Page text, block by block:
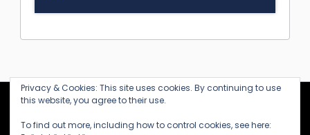
Privacy & Cookies: This site uses cookies. By continuing to use
this website, you agree to their use.
To find out more, including how to control cookies, see here:
KANARIALTA